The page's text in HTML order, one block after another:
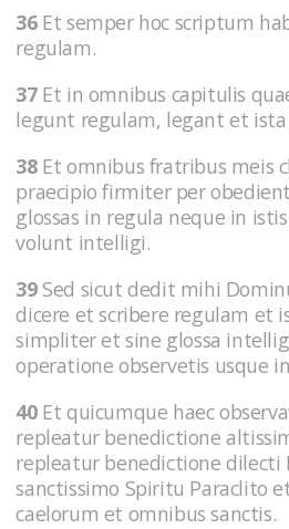
36Et semper hoc scriptum
regulam.
37Et in omnibus capitulis
legunt regulam, legant et ista
38Et omnibus fratribus meis
praecipio firmiter per
glossas in regula neque in
volunt intelligi.
39Sed sicut dedit mihi
dicere et scribere regulam et
simpliter et sine glossa
operatione observetis usque
40Et quicumque haec
repleatur benedictione
repleatur benedictione dilecti
sanctissimo Spiritu Paraclito
caelorum et omnibus sanctis.